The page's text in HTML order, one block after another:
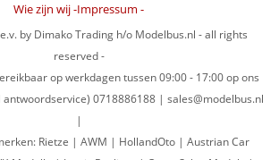
Wie zijn wij -Impressum -
by Dimako Trading h/o Modelbus.nl - all rights
reserved -
op werkdagen tussen 09:00 - 17:00 op ons
0718886188 | sales@modelbus.nl
|
Rietze | AWM | HollandOto | Austrian Car